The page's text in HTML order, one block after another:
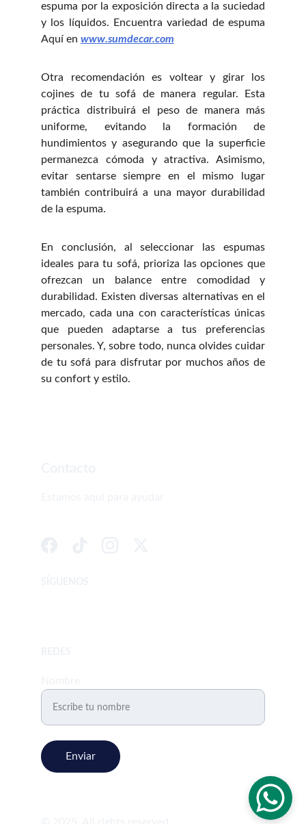
espuma por la exposición directa a la suciedad
y los líquidos. Encuentra variedad de espuma
Aquí en www.sumdecar.com
Otra recomendación es voltear y girar los
cojines de tu sofá de manera regular. Esta
práctica distribuirá el peso de manera más
uniforme, evitando la formación de
hundimientos y asegurando que la superficie
permanezca cómoda y atractiva. Asimismo,
evitar sentarse siempre en el mismo lugar
también contribuirá a una mayor durabilidad
de la espuma.
En conclusión, al seleccionar las espumas
ideales para tu sofá, prioriza las opciones que
ofrezcan un balance entre comodidad y
durabilidad. Existen diversas alternativas en el
mercado, cada una con características únicas
que pueden adaptarse a tus preferencias
personales. Y, sobre todo, nunca olvides cuidar
de tu sofá para disfrutar por muchos años de
su confort y estilo.
Enviar